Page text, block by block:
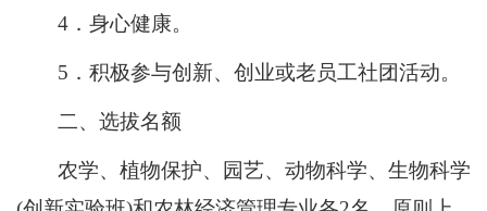
4．身心健康。
5．积极参与创新、创业或老员工社团活动。
二、选拔名额
农学、植物保护、园艺、动物科学、生物科学